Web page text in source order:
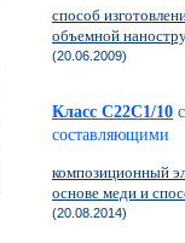
способ
объемной
(20.06.2009)
Класс C22C1/10
составляющими
композиционный
основе меди и
(20.08.2014)